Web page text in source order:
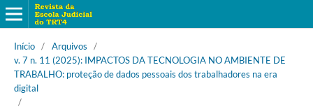
Início / Arquivos
/
v. 7 n. 11 (2025): IMPACTOS DA TECNOLOGIA NO AMBIENTE DE
TRABALHO: proteção de dados pessoais dos trabalhadores na era
digital
/